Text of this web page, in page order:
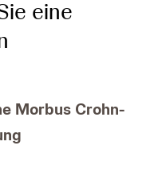
eine
Morbus Crohn-